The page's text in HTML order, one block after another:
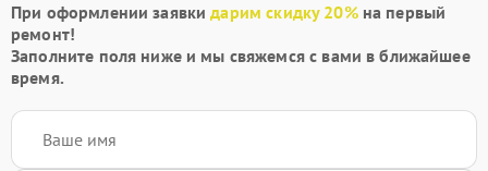
При оформлении заявкидарим скидку 20%на первый
ремонт!
Заполните поля ниже и мы свяжемся с вами в ближайшее
время.